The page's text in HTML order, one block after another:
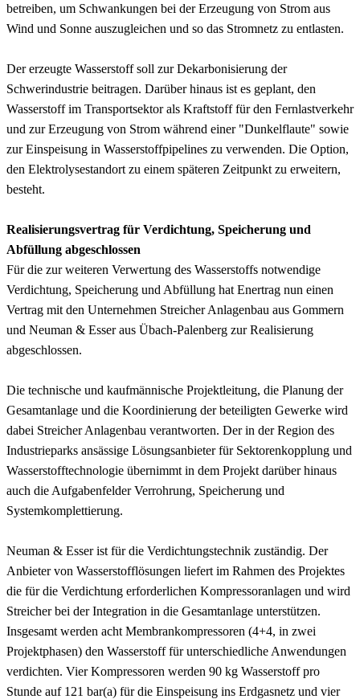
betreiben, um Schwankungen bei der Erzeugung von Strom aus
Wind und Sonne auszugleichen und so das Stromnetz zu entlasten.
Der erzeugte Wasserstoff soll zur Dekarbonisierung der
Schwerindustrie beitragen. Darüber hinaus ist es geplant, den
Wasserstoff im Transportsektor als Kraftstoff für den Fernlastverkehr
und zur Erzeugung von Strom während einer "Dunkelflaute" sowie
zur Einspeisung in Wasserstoffpipelines zu verwenden. Die Option,
den Elektrolysestandort zu einem späteren Zeitpunkt zu erweitern,
besteht.
Realisierungsvertrag für Verdichtung, Speicherung und
Abfüllung abgeschlossen
Für die zur weiteren Verwertung des Wasserstoffs notwendige
Verdichtung, Speicherung und Abfüllung hat Enertrag nun einen
Vertrag mit den Unternehmen Streicher Anlagenbau aus Gommern
und Neuman & Esser aus Übach-Palenberg zur Realisierung
abgeschlossen.
Die technische und kaufmännische Projektleitung, die Planung der
Gesamtanlage und die Koordinierung der beteiligten Gewerke wird
dabei Streicher Anlagenbau verantworten. Der in der Region des
Industrieparks ansässige Lösungsanbieter für Sektorenkopplung und
Wasserstofftechnologie übernimmt in dem Projekt darüber hinaus
auch die Aufgabenfelder Verrohrung, Speicherung und
Systemkomplettierung.
Neuman & Esser ist für die Verdichtungstechnik zuständig. Der
Anbieter von Wasserstofflösungen liefert im Rahmen des Projektes
die für die Verdichtung erforderlichen Kompressoranlagen und wird
Streicher bei der Integration in die Gesamtanlage unterstützen.
Insgesamt werden acht Membrankompressoren (4+4, in zwei
Projektphasen) den Wasserstoff für unterschiedliche Anwendungen
verdichten. Vier Kompressoren werden 90 kg Wasserstoff pro
Stunde auf 121 bar(a) für die Einspeisung ins Erdgasnetz und vier